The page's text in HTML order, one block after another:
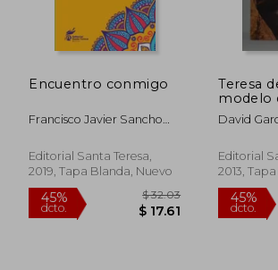
Encuentro conmigo
Francisco Javier Sancho
Editorial Santa Teresa,
2019, Tapa Blanda, Nuevo
Teresa
modelo
hasta la
David
Editorial
2013,